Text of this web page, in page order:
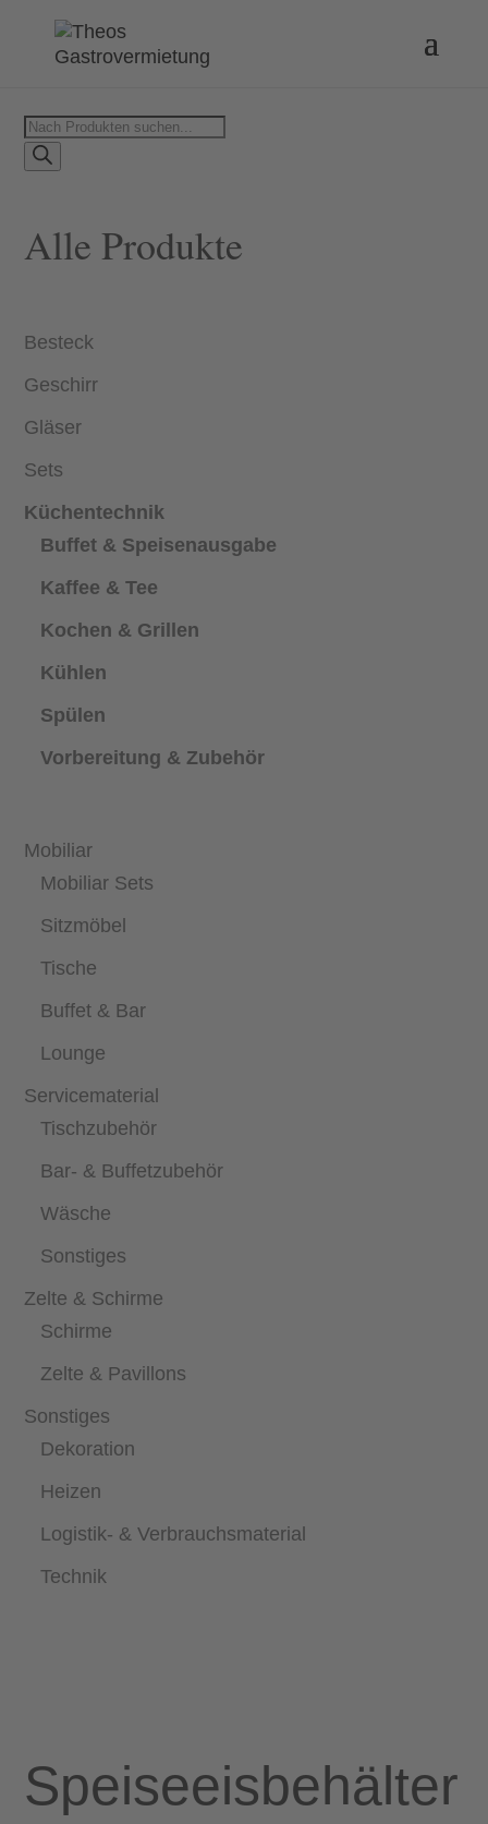
Products
search
Alle Produkte
Besteck
Geschirr
Gläser
Sets
Küchentechnik
Buffet & Speisenausgabe
Kaffee & Tee
Kochen & Grillen
Kühlen
Spülen
Vorbereitung & Zubehör
Mobiliar
Mobiliar Sets
Sitzmöbel
Tische
Buffet & Bar
Lounge
Servicematerial
Tischzubehör
Bar- & Buffetzubehör
Wäsche
Sonstiges
Zelte & Schirme
Schirme
Zelte & Pavillons
Sonstiges
Dekoration
Heizen
Logistik- & Verbrauchsmaterial
Technik
Speiseeisbehälter